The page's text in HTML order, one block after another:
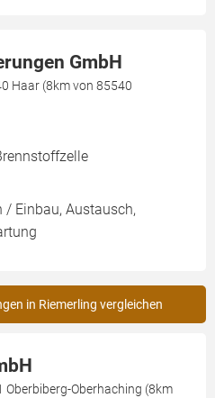
GmbH
Haar (8km von 85540
/ Einbau, Austausch,
in Riemerling vergleichen
Oberbiberg-Oberhaching (8km